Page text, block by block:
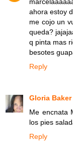
ahora estoy
me cojo un
queda?
q pinta mas
besotes
Reply
Gloria Baker
Me encnata
los pies
Reply